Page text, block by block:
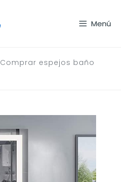
Menú
Comprar espejos baño